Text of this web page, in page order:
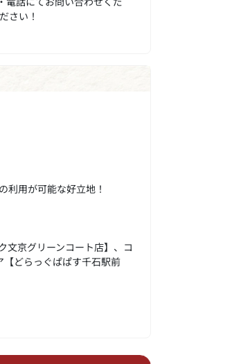
さい！
利用が可能な好立地！
文京グリーンコート店】、コ
どらっぐぱぱす千石駅前